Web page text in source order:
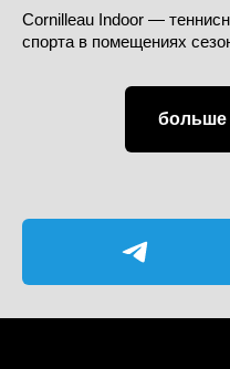
Cornilleau Indoor —
спорта в помещениях
больше